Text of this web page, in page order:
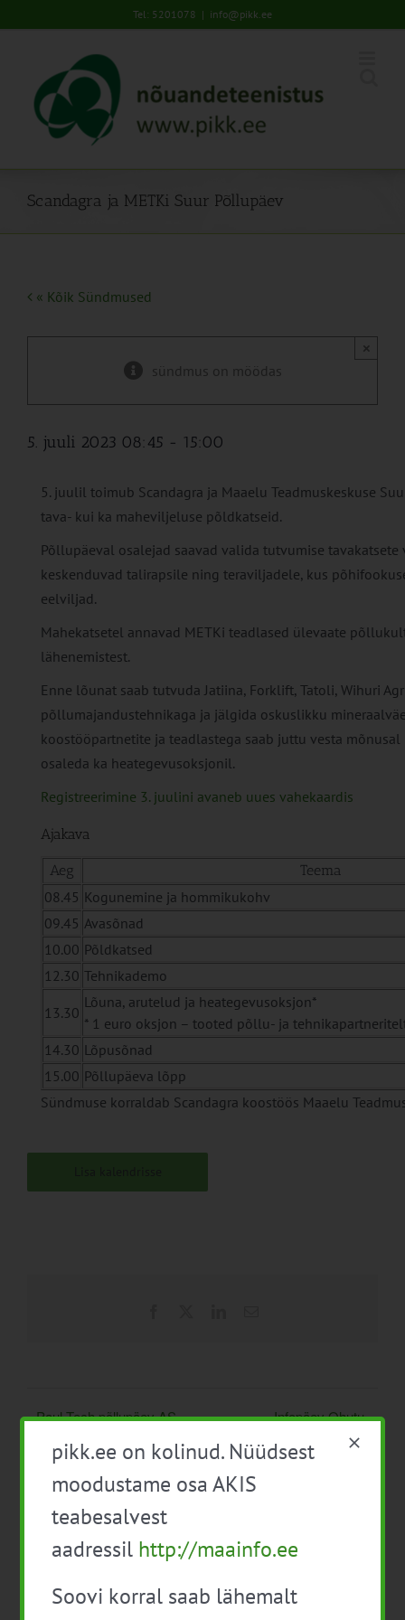
to
Tel: 5201078 | info@pikk.ee
Scandagra ja METKi Suur Põllupäev
« Kõik Sündmused
sündmus on möödas
×
5. juuli 2023 08:45 - 15:00
5. juulil toimub Scandagra ja Maaelu Teadmuskeskuse
tava- kui ka maheviljeluse põldkatseid.
Põllupäeval osalejad saavad valida tutvumise tavakatsete
keskenduvad talirapsile ning teraviljadele, kus
eelviljad.
Mahekatsetel annavad METKi teadlased ülevaate
lähenemistest.
Enne lõunat saab tutvuda Jatiina, Forklift, Tatoli, Wihuri
põllumajandustehnikaga ja jälgida oskuslikku
koostööpartnetite ja teadlastega saab juttu vesta
osaleda ka heategevusoksjonil.
Registreerimine 3. juulini avaneb uues vahekaardis
Ajakava
Aeg Teema
08.45 Kogunemine ja hommikukohv
09.45 Avasõnad
10.00 Põldkatsed
12.30 Tehnikademo
13.30
Lõuna, arutelud ja heategevusoksjon*
* 1 euro oksjon – tooted põllu- ja
14.30 Lõpusõnad
15.00 Põllupäeva lõpp
Sündmuse korraldab Scandagra koostöös Maaelu
Paul-Tech põllupäev AS
Infopäev Ohutu
töökeskkond (toimub
pikk.ee on kolinud. Nüüdsest
moodustame osa AKIS
teabesalvest
aadressil http://maainfo.ee
Soovi korral saab lähemalt